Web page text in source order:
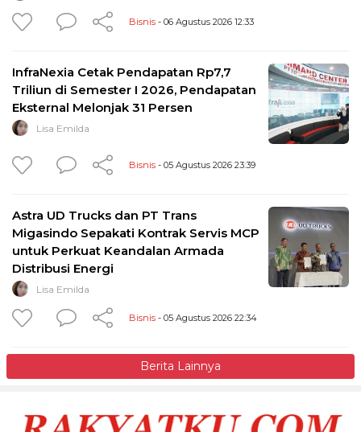
Bisnis - 06 Agustus 2026 12:33
InfraNexia Cetak Pendapatan Rp7,7
Triliun di Semester I 2026, Pendapatan
Eksternal Melonjak 31 Persen
Lisa Emilda
Bisnis - 05 Agustus 2026 23:39
Astra UD Trucks dan PT Trans
Migasindo Sepakati Kontrak Servis MCP
untuk Perkuat Keandalan Armada
Distribusi Energi
Lisa Emilda
Bisnis - 05 Agustus 2026 22:34
Berita Lainnya